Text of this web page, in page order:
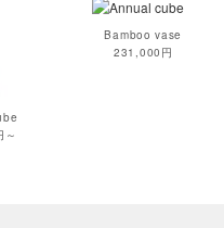
Bamboo vase
231,000円